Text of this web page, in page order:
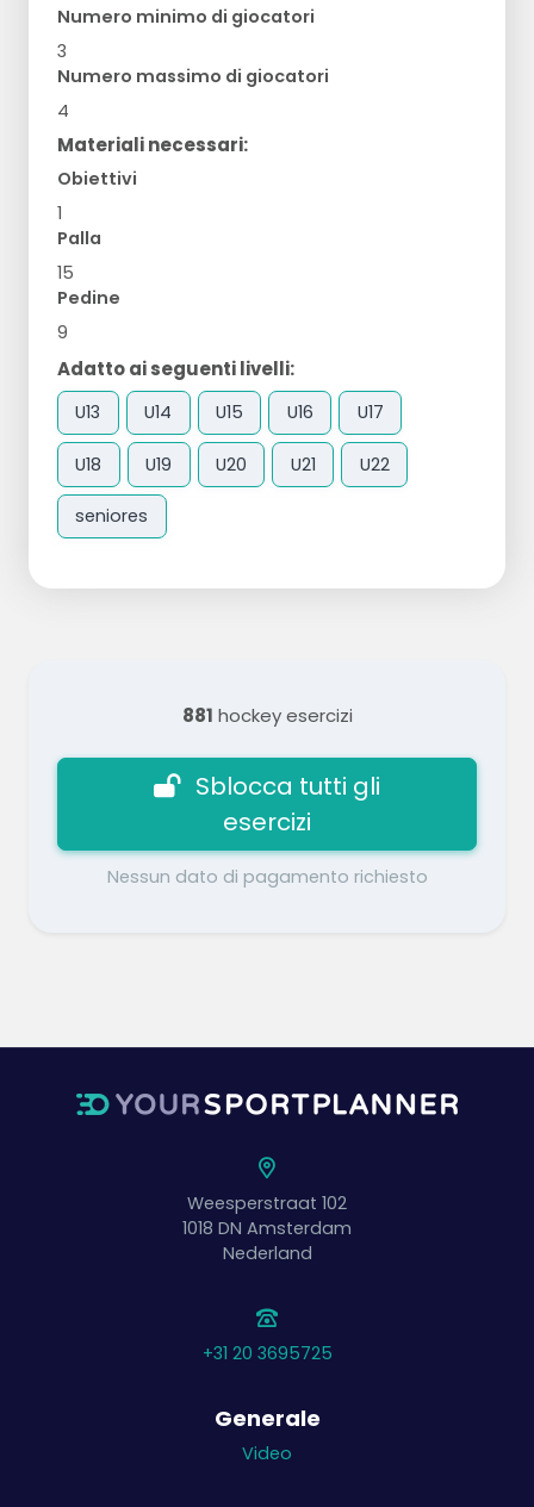
Numero minimo di giocatori
3
Numero massimo di giocatori
4
Materiali necessari:
Obiettivi
1
Palla
15
Pedine
9
Adatto ai seguenti livelli:
U13 U14 U15 U16 U17
U18 U19 U20 U21 U22
seniores
881 hockey esercizi
Sblocca tutti gli
esercizi
Nessun dato di pagamento richiesto
Weesperstraat 102
1018 DN Amsterdam
Nederland
+31 20 3695725
Generale
Video